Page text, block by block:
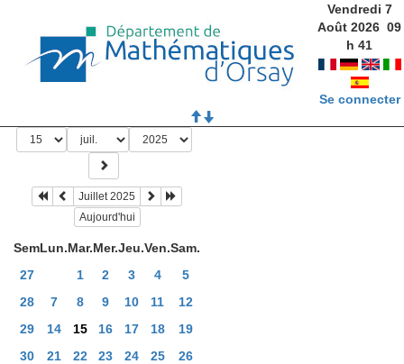
Vendredi 7
Août 2026 09
h41
Se connecter
Juillet 2025
Aujourd'hui
SemLun.Mar.Mer.Jeu.Ven.Sam.
27
1 2 3 4
5
28
7 8 9 10 11
12
29
14 15 16 17 18
19
30
21 22 23 24 25
26